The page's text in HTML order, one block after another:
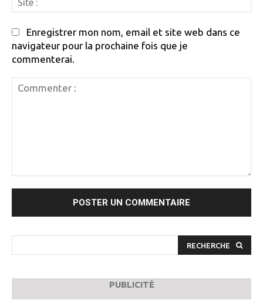
:
Enregistrer mon nom, email et site web dans ce
navigateur pour la prochaine fois que je
commenterai.
RECHERCHE
PUBLICITÉ